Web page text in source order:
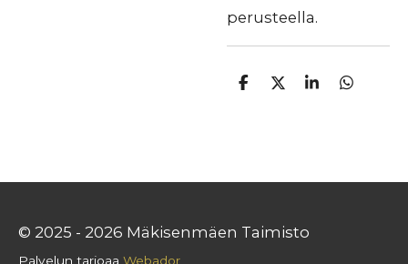
perusteella.
J
J
J
J
© 2025 - 2026 Mäkisenmäen Taimisto
Palvelun tarjoaa Webador